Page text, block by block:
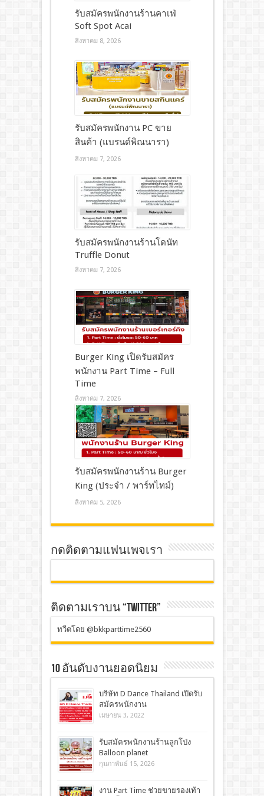
รับสมัครพนักงานร้านคาเฟ่
Soft Spot Acai
สิงหาคม 8, 2026
รับสมัครพนักงาน PC ขาย
สินค้า (แบรนด์พิณนารา)
สิงหาคม 7, 2026
รับสมัครพนักงานร้านโดนัท
Truffle Donut
สิงหาคม 7, 2026
Burger King เปิดรับสมัคร
พนักงาน Part Time – Full
Time
สิงหาคม 7, 2026
รับสมัครพนักงานร้าน Burger
King (ประจำ / พาร์ทไทม์)
สิงหาคม 5, 2026
กดติดตามแฟนเพจเรา
ติดตามเราบน “TWITTER”
ทวีตโดย @bkkparttime2560
10 อันดับงานยอดนิยม
บริษัท D Dance Thailand เปิดรับ
สมัครพนักงาน
เมษายน 3, 2022
รับสมัครพนักงานร้านลูกโป่ง
Balloon planet
กุมภาพันธ์ 15, 2026
งาน Part Time ช่วยขายรองเท้า